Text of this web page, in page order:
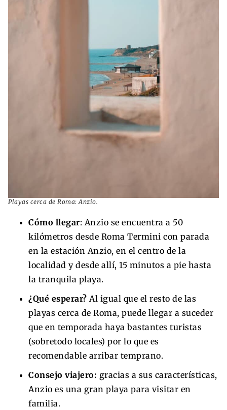
Playas cerca de Roma: Anzio.
Cómo llegar: Anzio se encuentra a 50
kilómetros desde Roma Termini con parada
en la estación Anzio, en el centro de la
localidad y desde allí, 15 minutos a pie hasta
la tranquila playa.
¿Qué esperar? Al igual que el resto de las
playas cerca de Roma, puede llegar a suceder
que en temporada haya bastantes turistas
(sobretodo locales) por lo que es
recomendable arribar temprano.
Consejo viajero: gracias a sus características,
Anzio es una gran playa para visitar en
familia.